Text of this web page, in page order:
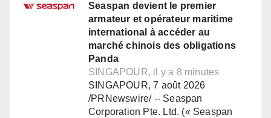
Seaspan devient le premier
armateur et opérateur maritime
international à accéder au
marché chinois des obligations
Panda
SINGAPOUR, il y a 8 minutes
SINGAPOUR, 7 août 2026
/PRNewswire/ -- Seaspan
Corporation Pte. Ltd. (« Seaspan